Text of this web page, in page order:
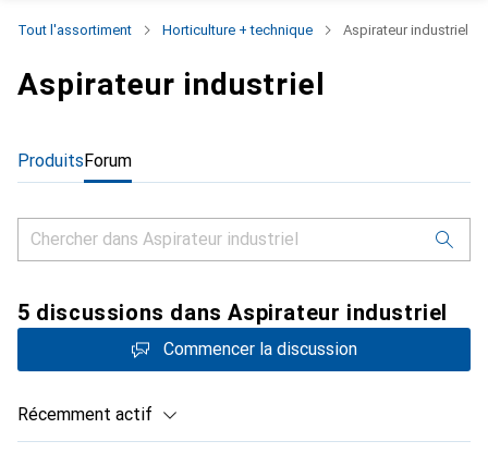
Tout l'assortiment Horticulture + technique Aspirateur industriel
Aspirateur industriel
ProduitsForum
5 discussions dans Aspirateur industriel
Commencer la discussion
Récemment actif